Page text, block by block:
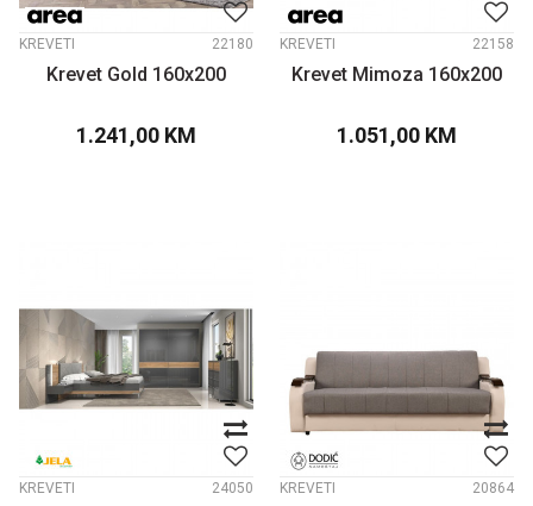
KREVETI 22180
Krevet Gold 160x200
1.241,00 KM
KREVETI 22158
Krevet Mimoza 160x200
1.051,00 KM
KREVETI 24050 KREVETI 20864